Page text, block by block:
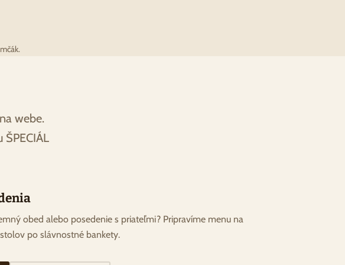
webe.
obed alebo posedenie s priateľmi? Pripravíme menu na
po slávnostné bankety.